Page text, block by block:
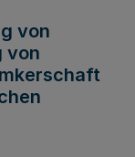
von
von